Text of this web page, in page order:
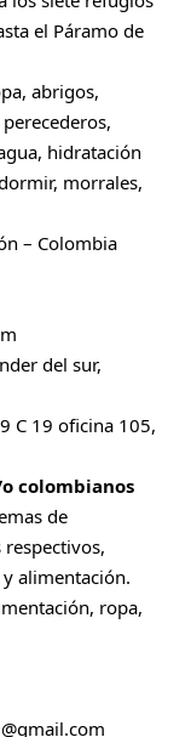
el Páramo de
abrigos,
hidratación
morrales,
– Colombia
del sur,
C 19 oficina 105,
colombianos
de
alimentación.
ropa,